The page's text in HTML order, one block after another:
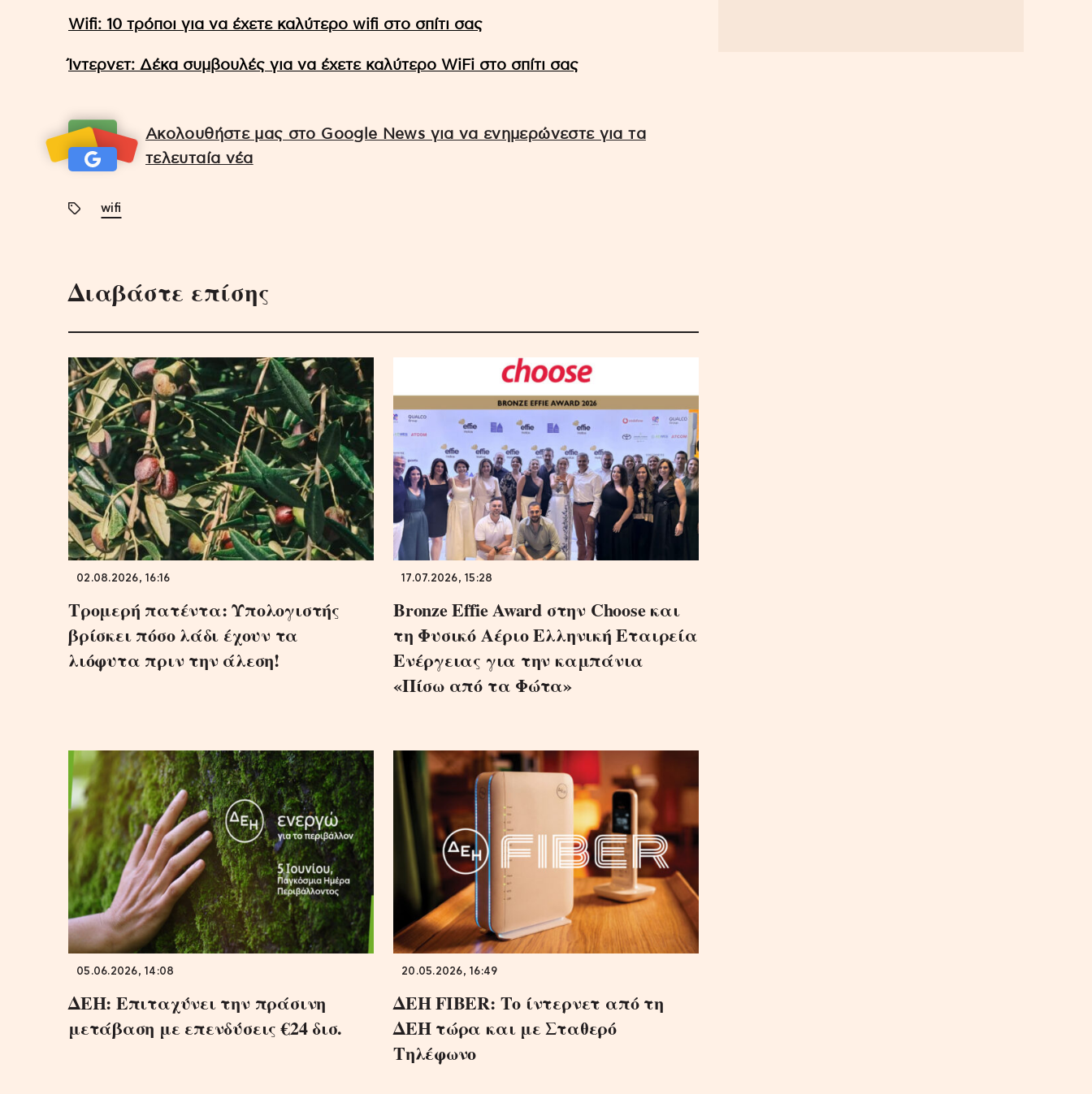
Wifi: 10 τρόποι για να έχετε καλύτερο wifi στο σπίτι σας
Ίντερνετ: Δέκα συμβουλές για να έχετε καλύτερο WiFi στο σπίτι σας
Ακολουθήστε μας στο Google News για να ενημερώνεστε για τα
τελευταία νέα
wifi
Διαβάστε επίσης
02.08.2026, 16:16
Τρομερή πατέντα: Υπολογιστής
βρίσκει πόσο λάδι έχουν τα
λιόφυτα πριν την άλεση!
17.07.2026, 15:28
Bronze Effie Award στην Choose και
τη Φυσικό Αέριο Ελληνική Εταιρεία
Ενέργειας για την καμπάνια
«Πίσω από τα Φώτα»
05.06.2026, 14:08
ΔΕΗ: Επιταχύνει την πράσινη
μετάβαση με επενδύσεις €24 δισ.
20.05.2026, 16:49
ΔΕΗ FIBER: Το ίντερνετ από τη
ΔΕΗ τώρα και με Σταθερό
Τηλέφωνο